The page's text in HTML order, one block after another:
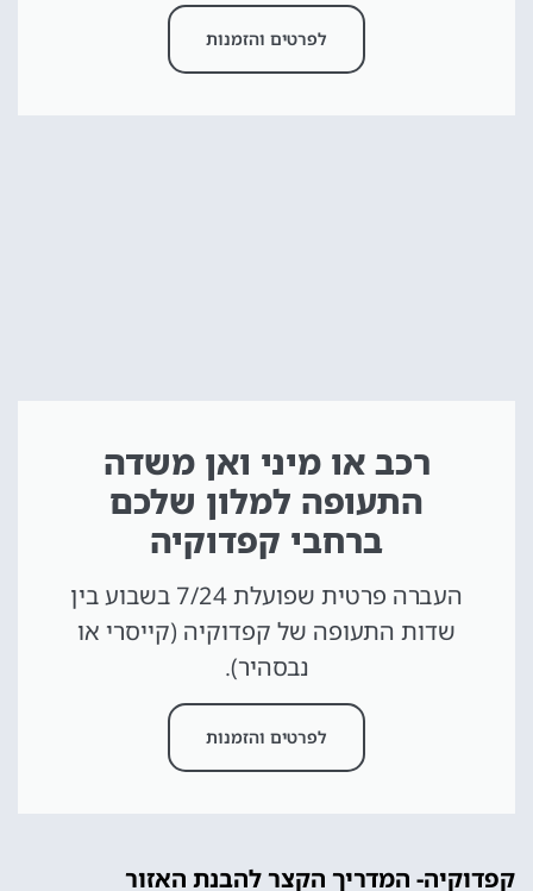
לפרטים והזמנות
רכב או מיני ואן משדה
התעופה למלון שלכם
ברחבי קפדוקיה
העברה פרטית שפועלת 7/24 בשבוע בין
שדות התעופה של קפדוקיה (קייסרי או
נבסהיר).
לפרטים והזמנות
קפדוקיה- המדריך הקצר להבנת האזור